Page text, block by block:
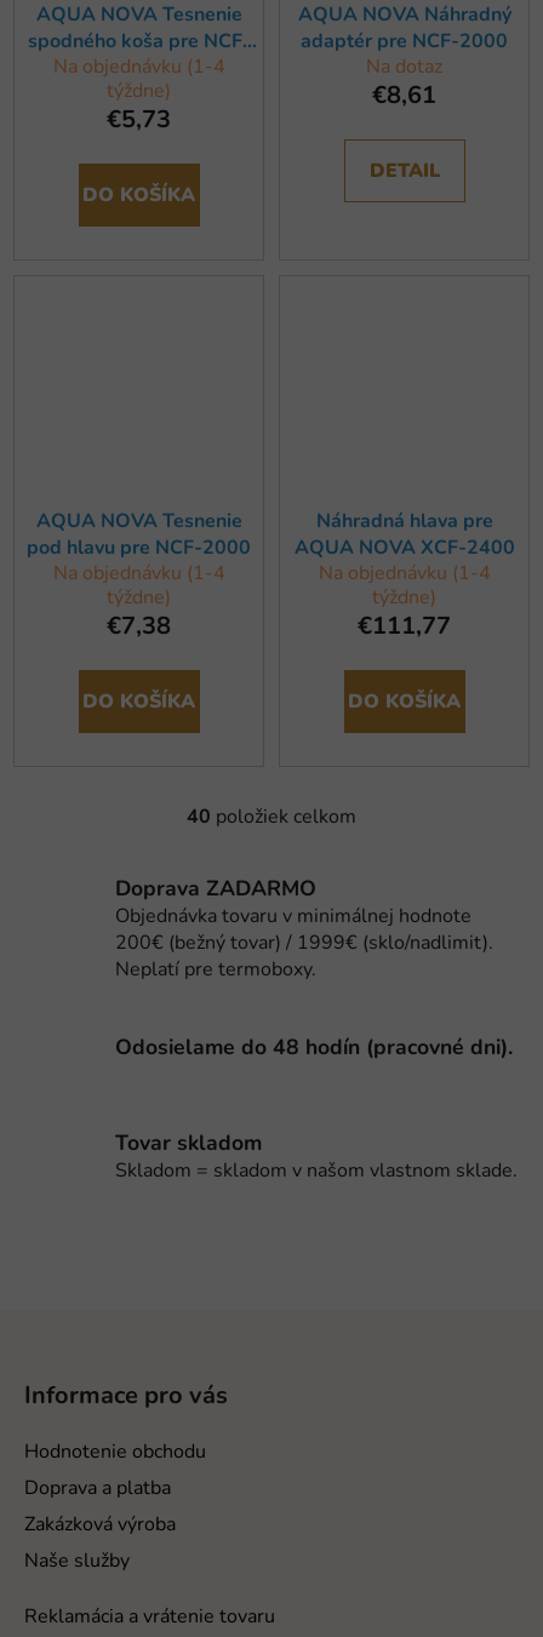
AQUA NOVA Tesnenie
spodného koša pre NCF-
2000
Na objednávku (1-4
týždne)
€5,73
DO KOŠÍKA
AQUA NOVA Náhradný
adaptér pre NCF-2000
Na dotaz
€8,61
DETAIL
AQUA NOVA Tesnenie
pod hlavu pre NCF-2000
Na objednávku (1-4
týždne)
€7,38
DO KOŠÍKA
Náhradná hlava pre
AQUA NOVA XCF-2400
Na objednávku (1-4
týždne)
€111,77
DO KOŠÍKA
O
l
á
d
a
e
y
40 položiek celkom
Doprava ZADARMO
Objednávka tovaru v minimálnej hodnote
200€ (bežný tovar) / 1999€ (sklo/nadlimit).
Neplatí pre termoboxy.
Odosielame do 48 hodín (pracovné dni).
Tovar skladom
Skladom = skladom v našom vlastnom sklade.
Informace pro vás
Hodnotenie obchodu
Doprava a platba
Zakázková výroba
Naše služby
Reklamácia a vrátenie tovaru